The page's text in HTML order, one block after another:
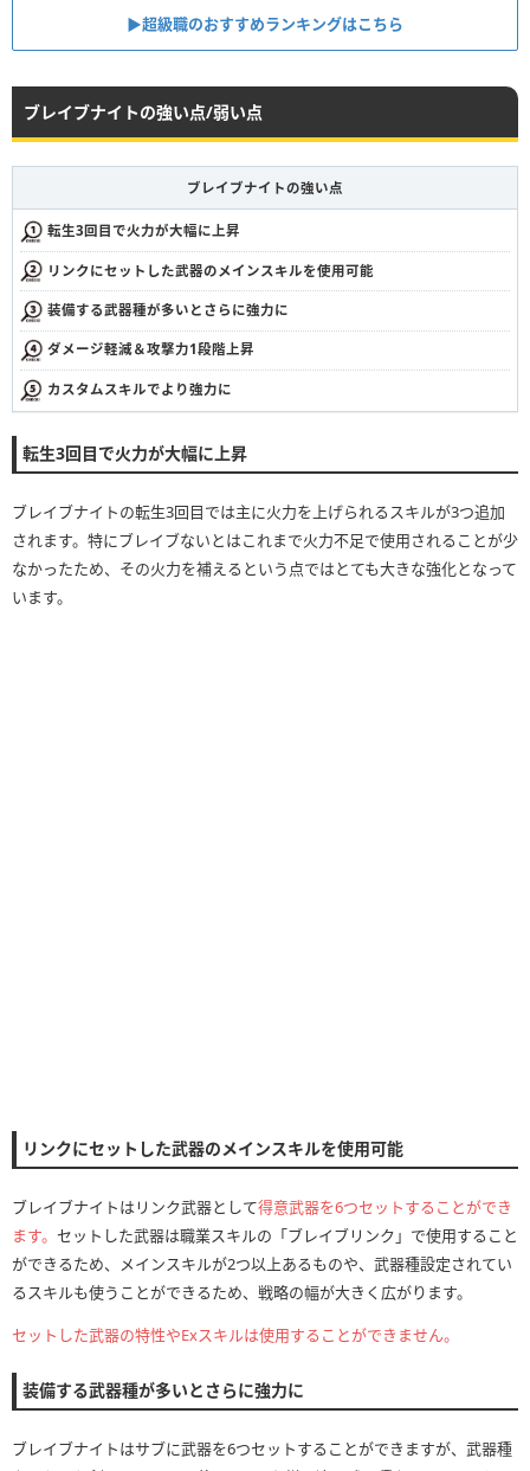
▶︎超級職のおすすめランキングはこちら
ブレイブナイトの強い点/弱い点
ブレイブナイトの強い点
転生3回目で火力が大幅に上昇
リンクにセットした武器のメインスキルを使用可能
装備する武器種が多いとさらに強力に
ダメージ軽減＆攻撃力1段階上昇
カスタムスキルでより強力に
転生3回目で火力が大幅に上昇
ブレイブナイトの転生3回目では主に火力を上げられるスキルが3つ追加
されます。特にブレイブないとはこれまで火力不足で使用されることが少
なかったため、その火力を補えるという点ではとても大きな強化となって
います。
リンクにセットした武器のメインスキルを使用可能
ブレイブナイトはリンク武器として得意武器を6つセットすることができ
ます。 セットした武器は職業スキルの「ブレイブリンク」で使用すること
ができるため、メインスキルが2つ以上あるものや、武器種設定されてい
るスキルも使うことができるため、戦略の幅が大きく広がります。
セットした武器の特性やExスキルは使用することができません。
装備する武器種が多いとさらに強力に
ブレイブナイトはサブに武器を6つセットすることができますが、武器種